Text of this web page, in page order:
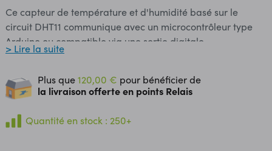
Ce capteur de température et d'humidité basé sur le
circuit DHT11 communique avec un microcontrôleur type
Arduino ou compatible via une sortie digitale.
Raccordement sur une entrée digitale d'une carte
dessous de 0°C. Alimentation: +5 Vcc Plage de mesure: -
température: 0 à 50 °C - humidité: 20 à 90 % RH Précision:
- température: ± 2 °C - humidité: ± 5 % RH Sorties: S, Vcc,
Gnd Dimensions: 23 x 17 x 9 mm
> Lire la suite
Plus que120,00 € pour bénéficier de
la livraison offerte en points Relais
Quantité en stock : 250+